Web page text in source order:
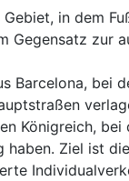
in dem
Barcelona, bei
Königreich,
Ziel ist